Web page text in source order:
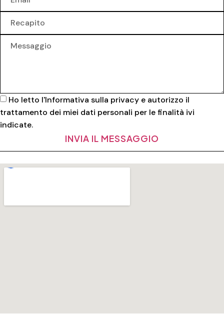
Ho letto l'Informativa sulla privacy e autorizzo il
trattamento dei miei dati personali per le finalità ivi
indicate.
INVIA IL MESSAGGIO